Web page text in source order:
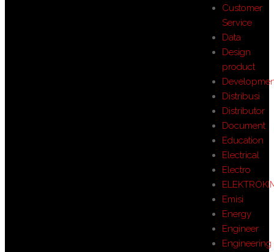
Customer
Service
Data
Design
product
Distribusi
Distributor
Document
Education
Electrical
Electro
Emisi
Energy
Engineer
Engineering